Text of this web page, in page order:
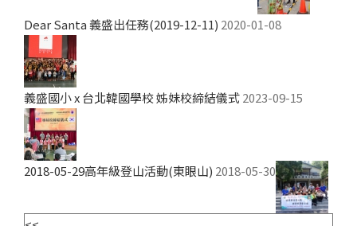
Dear Santa 義盛出任務(2019-12-11) 2020-01-08
義盛國小 x 台北韓國學校 姊妹校締結儀式2023-09-15
2018-05-29高年級登山活動(東眼山) 2018-05-30